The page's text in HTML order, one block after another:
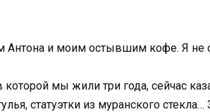
Антона и моим остывшим кофе. Я не
которой мы жили три года, сейчас
статуэтки из муранского